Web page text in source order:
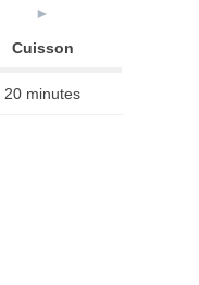
►
Cuisson
20 minutes